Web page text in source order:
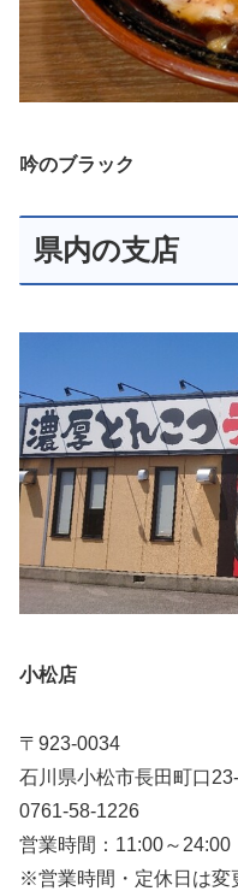
吟のブラック
県内の支店
小松店
〒923-0034
石川県小松市長田町口
0761-58-1226
営業時間：11:00～24:00
※営業時間・定休日は変